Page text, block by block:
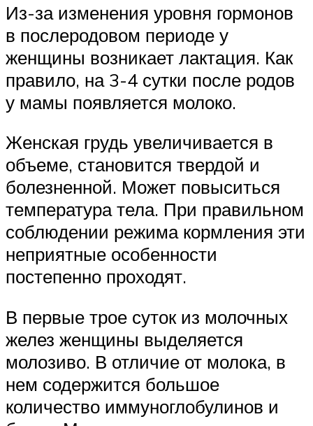
Из-за изменения уровня гормонов
в послеродовом периоде у
женщины возникает лактация. Как
правило, на 3-4 сутки после родов
у мамы появляется молоко.
Женская грудь увеличивается в
объеме, становится твердой и
болезненной. Может повыситься
температура тела. При правильном
соблюдении режима кормления эти
неприятные особенности
постепенно проходят.
В первые трое суток из молочных
желез женщины выделяется
молозиво. В отличие от молока, в
нем содержится большое
количество иммуноглобулинов и